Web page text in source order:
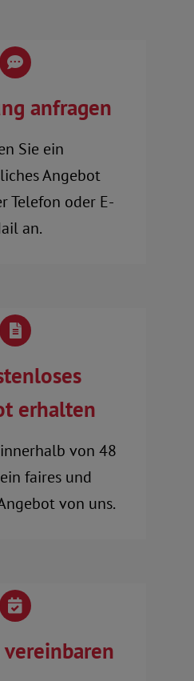
anfragen
Sie ein
Angebot
Telefon oder E-
an.
erhalten
von 48
faires und
von uns.
vereinbaren